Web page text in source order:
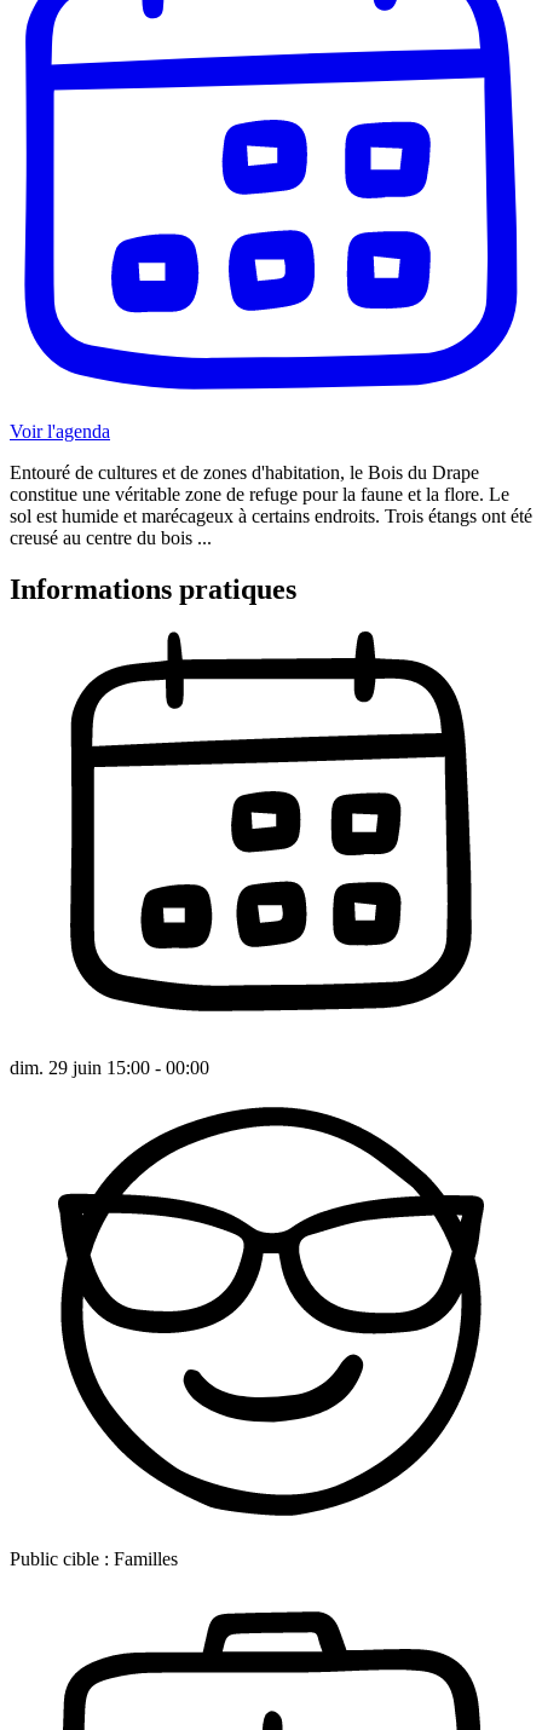
Voir l'agenda
Entouré de cultures et de zones d'habitation, le Bois du Drape
constitue une véritable zone de refuge pour la faune et la flore. Le
sol est humide et marécageux à certains endroits. Trois étangs ont été
creusé au centre du bois ...
Informations pratiques
dim. 29 juin 15:00 - 00:00
Public cible : Familles